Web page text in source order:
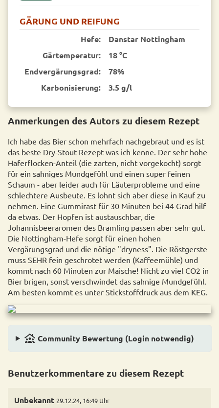
GÄRUNG UND REIFUNG
Hefe:
Danstar Nottingham
Gärtemperatur:
18 °C
End­vergärungsgrad:
78%
Karbonisierung:
3.5 g/l
Anmerkungen des Autors zu diesem Rezept
Ich habe das Bier schon mehrfach nachgebraut und es ist
das beste Dry-Stout Rezept was ich kenne. Der sehr hohe
Haferflocken-Anteil (die zarten, nicht vorgekocht) sorgt
für ein sahniges Mundgefühl und einen super feinen
Schaum - aber leider auch für Läuterprobleme und eine
schlechtere Ausbeute. Es lohnt sich aber diese in Kauf zu
nehmen. Eine Gummirast für 30 Minuten bei 44 Grad hilf
da etwas. Der Hopfen ist austauschbar, die
Johannisbeeraromen des Bramling passen aber sehr gut.
Die Nottingham-Hefe sorgt für einen hohen
Vergärungsgrad und die nötige "dryness". Die Röstgerste
muss SEHR fein geschrotet werden (Kaffeemühle) und
kommt nach 60 Minuten zur Maische! Nicht zu viel CO2 in
Bier brigen, sonst verschwindet das sahnige Mundgefühl.
Am besten kommt es unter Stickstoffdruck aus dem KEG.
family_group Community Bewertung (Login notwendig)
Benutzerkommentare zu diesem Rezept
Unbekannt 29.12.24, 16:49 Uhr